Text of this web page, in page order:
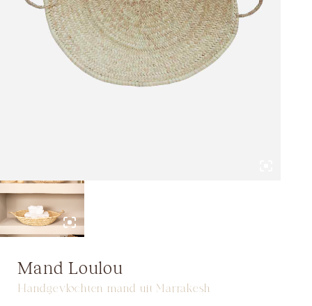
Mand Loulou
Handgevlochten mand uit Marrakesh